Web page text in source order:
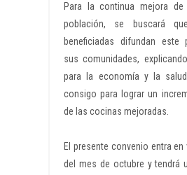
Para la continua mejora
población, se buscará
beneficiadas difundan este
sus comunidades,
para la economía y la
consigo para lograr un
de las cocinas mejoradas.
El presente convenio entra
del mes de octubre y tendrá